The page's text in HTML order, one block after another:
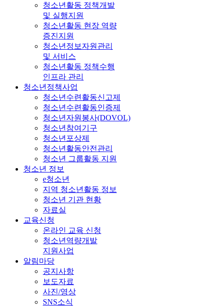
청소년활동 정책개발
및 실행지원
청소년활동 현장 역량
증진지원
청소년정보자원관리
및 서비스
청소년활동 정책수행
인프라 관리
청소년정책사업
청소년수련활동신고제
청소년수련활동인증제
청소년자원봉사(DOVOL)
청소년참여기구
청소년포상제
청소년활동안전관리
청소년 그룹활동 지원
청소년 정보
e청소년
지역 청소년활동 정보
청소년 기관 현황
자료실
교육신청
온라인 교육 신청
청소년역량개발
지원사업
알림마당
공지사항
보도자료
사진/영상
SNS소식